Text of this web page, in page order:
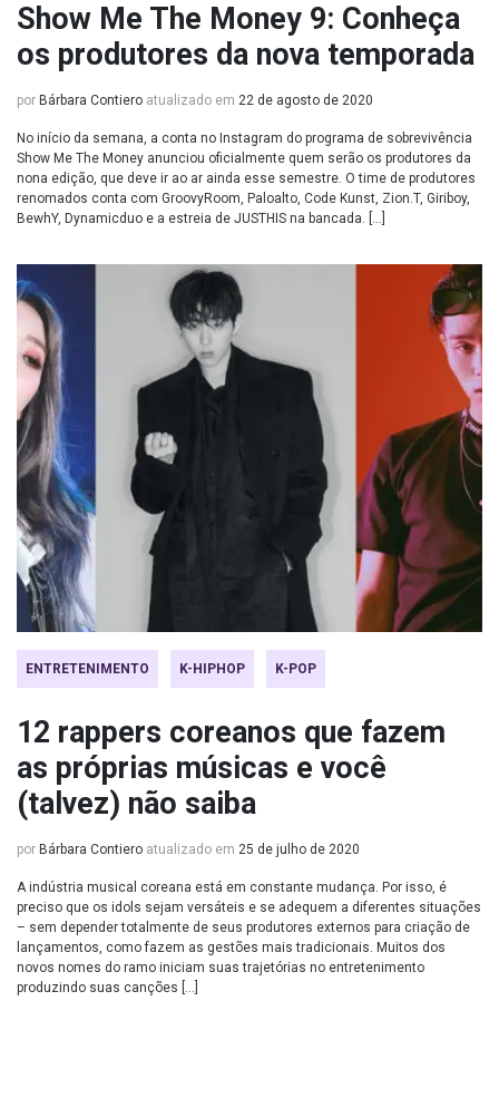
Show Me The Money 9: Conheça
os produtores da nova temporada
por Bárbara Contiero atualizado em 22 de agosto de 2020
No início da semana, a conta no Instagram do programa de sobrevivência
Show Me The Money anunciou oficialmente quem serão os produtores da
nona edição, que deve ir ao ar ainda esse semestre. O time de produtores
renomados conta com GroovyRoom, Paloalto, Code Kunst, Zion.T, Giriboy,
BewhY, Dynamicduo e a estreia de JUSTHIS na bancada. […]
ENTRETENIMENTO K-HIPHOP K-POP
12 rappers coreanos que fazem
as próprias músicas e você
(talvez) não saiba
por Bárbara Contiero atualizado em 25 de julho de 2020
A indústria musical coreana está em constante mudança. Por isso, é
preciso que os idols sejam versáteis e se adequem a diferentes situações
– sem depender totalmente de seus produtores externos para criação de
lançamentos, como fazem as gestões mais tradicionais. Muitos dos
novos nomes do ramo iniciam suas trajetórias no entretenimento
produzindo suas canções […]